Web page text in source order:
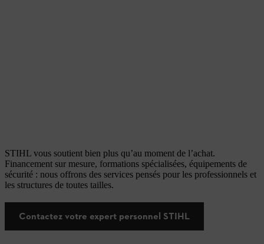
STIHL vous soutient bien plus qu’au moment de l’achat.
Financement sur mesure, formations spécialisées, équipements de
sécurité : nous offrons des services pensés pour les professionnels et
les structures de toutes tailles.
Contactez votre expert personnel STIHL